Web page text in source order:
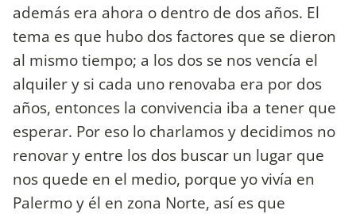
además era ahora o dentro de dos años. El
tema es que hubo dos factores que se dieron
al mismo tiempo; a los dos se nos vencía el
alquiler y si cada uno renovaba era por dos
años, entonces la convivencia iba a tener que
esperar. Por eso lo charlamos y decidimos no
renovar y entre los dos buscar un lugar que
nos quede en el medio, porque yo vivía en
Palermo y él en zona Norte, así es que